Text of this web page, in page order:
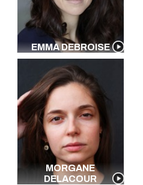
EMMA DEBROISE
MORGANE
DELACOUR